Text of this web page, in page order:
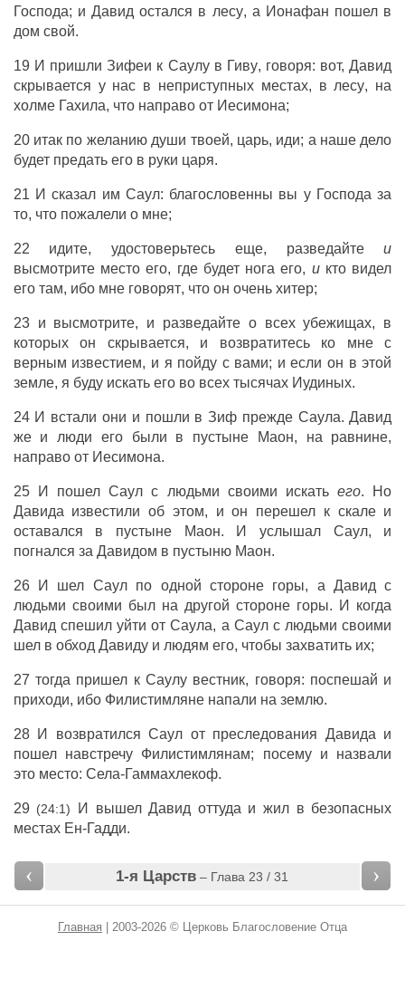
Господа; иДавид остался в лесу, а Ионафан пошел в
дом свой.
19 И пришли Зифеи к Саулув Гиву, говоря: вот,Давид
скрывается у нас в неприступных местах, в лесу, на
холме Гахила, что направоот Иесимона;
20 итак по желанию души твоей, царь, иди; а наше дело
будет предатьего в руки царя.
21 Исказал им Саул: благословенны вы у Господа за
то, что пожалели о мне;
22 идите,удостоверьтесь еще, разведайте
и
высмотрите место его, где будет нога его, икто видел
его там, ибо мне говорят, что он очень хитер;
23 и высмотрите, и разведайте о всехубежищах, в
которых он скрывается, и возвратитесько мне с
верным известием, и я пойду с вами; и если он в этой
земле, я буду искатьего во всех тысячах Иудиных.
24 И встали они и пошли вЗиф прежде Саула.Давид
же и люди его были в пустыне Маон, на равнине,
направоот Иесимона.
25 И пошел Саул с людьми своими искать его. Но
Давида известили об этом, и он перешел к скалеи
оставался в пустыне Маон. И услышал Саул, и
погнался за Давидом в пустыню Маон.
26 И шел Саулпо одной стороне горы, а Давид с
людьми своими был на другойстороне горы. И когда
Давид спешил уйти отСаула, а Саулс людьми своими
шел в обход Давидуи людям его, чтобы захватитьих;
27 тогда пришел к Саулу вестник, говоря: поспешай и
приходи, ибо Филистимляне напали на землю.
28 И возвратился Саул от преследования Давида и
пошел
навстречу Филистимлянам; посему и назвали
это место: Села-Гаммахлекоф.
29 (24:1) И вышел Давид оттуда ижил в безопасных
местах Ен-Гадди.
‹ 1-я Царств – Глава 23 / 31 ›
Главная | 2003-2026 © Церковь Благословение Отца